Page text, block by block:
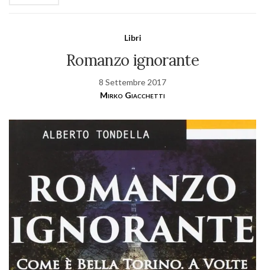
Libri
Romanzo ignorante
8 Settembre 2017
Mirko Giacchetti